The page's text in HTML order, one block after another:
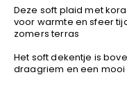
Sioen
Spiro
TowelCity
Deze soft plaid met
voor warmte en sfeer
zomers terras
Het soft dekentje is
draagriem en een